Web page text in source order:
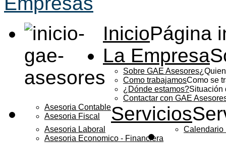
InicioPágina
La Empresa
Sobre GAE Asesores
Como trabajamosComo se
¿Dónde estamos?Situación
Contactar con GAE
Servicios
Asesoria Contable
Asesoria Fiscal
Asesoria Laboral
Asesoria Economico - Financiera
Calendario